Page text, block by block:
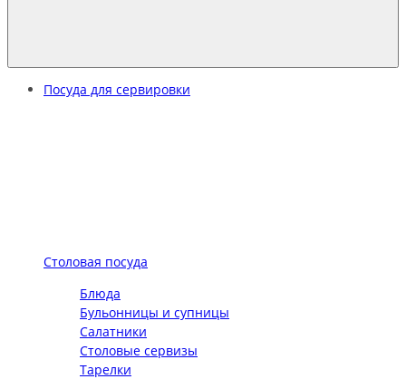
Посуда для сервировки
Столовая посуда
Блюда
Бульонницы и супницы
Салатники
Столовые сервизы
Тарелки